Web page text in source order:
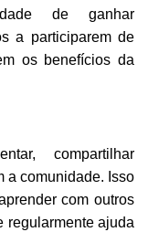
de ganhar
a participarem de
os benefícios da
compartilhar
a comunidade. Isso
com outros
regularmente ajuda